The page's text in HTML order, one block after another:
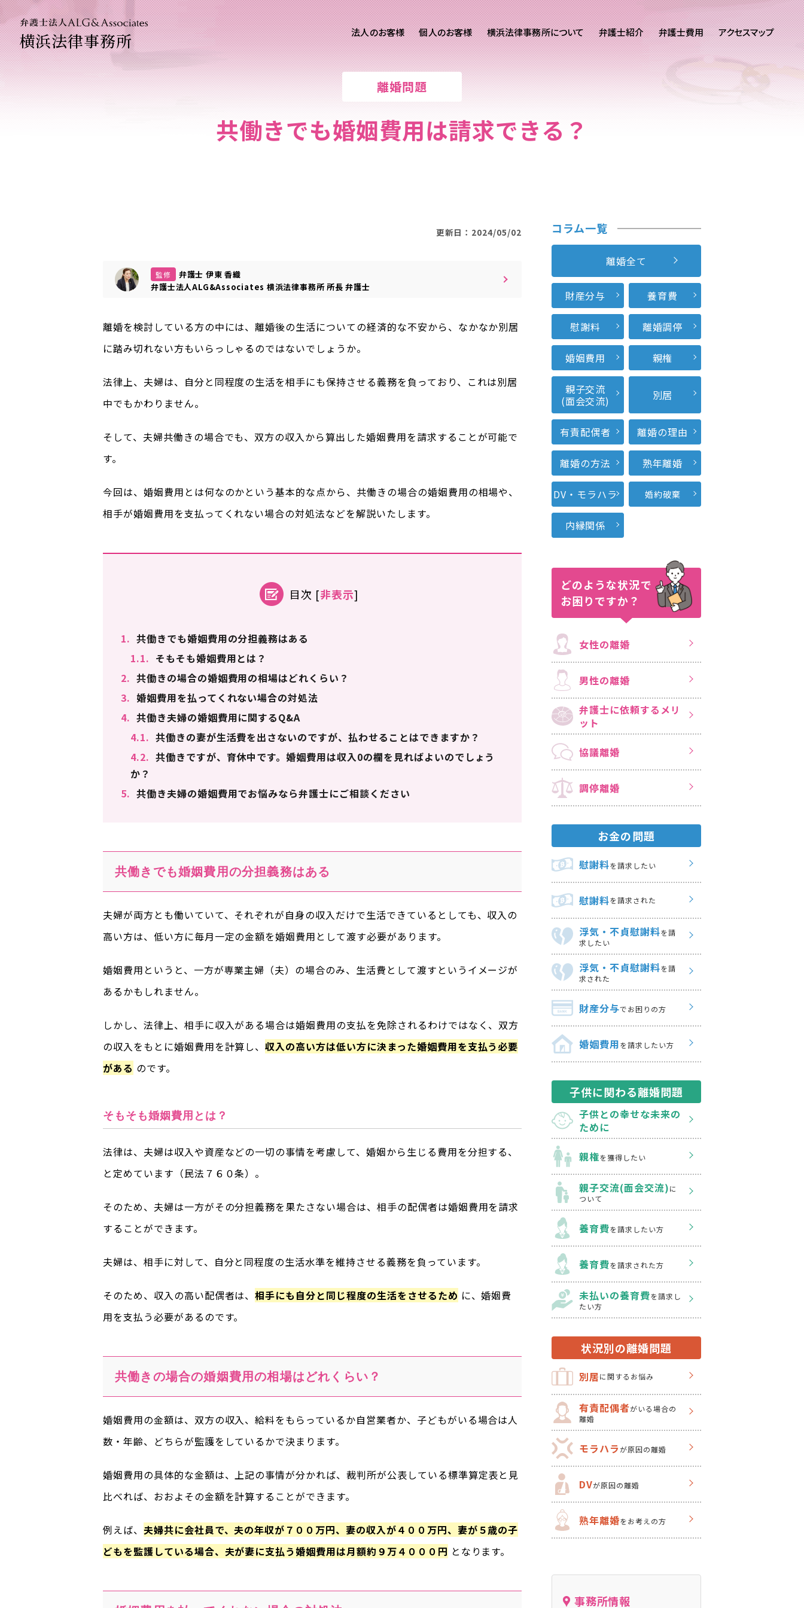
横浜法律事務所 法人のお客様 個人のお客様
個人のお客様ご相談
離婚問題 刑事事件
横浜法律事務所について 弁護士紹介 弁護士費用 アクセスマップ
離婚問題
共働きでも婚姻費用は請求できる？
更新日：2024/05/02
監修
弁護士 伊東 香織
弁護士法人ALG&Associates 横浜法律事務所所長 弁護士
離婚を検討している方の中には、離婚後の生活についての経済的な不安から、なかなか別居
に踏み切れない方もいらっしゃるのではないでしょうか。
法律上、夫婦は、自分と同程度の生活を相手にも保持させる義務を負っており、これは別居
中でもかわりません。
そして、夫婦共働きの場合でも、双方の収入から算出した婚姻費用を請求することが可能で
す。
今回は、婚姻費用とは何なのかという基本的な点から、共働きの場合の婚姻費用の相場や、
相手が婚姻費用を支払ってくれない場合の対処法などを解説いたします。
目次 [非表示]
1. 共働きでも婚姻費用の分担義務はある
1.1. そもそも婚姻費用とは？
2. 共働きの場合の婚姻費用の相場はどれくらい？
3. 婚姻費用を払ってくれない場合の対処法
4. 共働き夫婦の婚姻費用に関するQ&A
4.1. 共働きの妻が生活費を出さないのですが、払わせることはできますか？
4.2. 共働きですが、育休中です。婚姻費用は収入0の欄を見ればよいのでしょう
か？
5. 共働き夫婦の婚姻費用でお悩みなら弁護士にご相談ください
共働きでも婚姻費用の分担義務はある
夫婦が両方とも働いていて、それぞれが自身の収入だけで生活できているとしても、収入の
高い方は、低い方に毎月一定の金額を婚姻費用として渡す必要があります。
婚姻費用というと、一方が専業主婦（夫）の場合のみ、生活費として渡すというイメージが
あるかもしれません。
しかし、法律上、相手に収入がある場合は婚姻費用の支払を免除されるわけではなく、双方
の収入をもとに婚姻費用を計算し、収入の高い方は低い方に決まった婚姻費用を支払う必要
がある のです。
そもそも婚姻費用とは？
法律は、夫婦は収入や資産などの一切の事情を考慮して、婚姻から生じる費用を分担する、
と定めています（民法７６０条）。
そのため、夫婦は一方がその分担義務を果たさない場合は、相手の配偶者は婚姻費用を請求
することができます。
夫婦は、相手に対して、自分と同程度の生活水準を維持させる義務を負っています。
そのため、収入の高い配偶者は、相手にも自分と同じ程度の生活をさせるため に、婚姻費
用を支払う必要があるのです。
共働きの場合の婚姻費用の相場はどれくらい？
婚姻費用の金額は、双方の収入、給料をもらっているか自営業者か、子どもがいる場合は人
数・年齢、どちらが監護をしているかで決まります。
婚姻費用の具体的な金額は、上記の事情が分かれば、裁判所が公表している標準算定表と見
比べれば、おおよその金額を計算することができます。
例えば、 夫婦共に会社員で、夫の年収が７００万円、妻の収入が４００万円、妻が５歳の子
どもを監護している場合、夫が妻に支払う婚姻費用は月額約９万４０００円 となります。
コラム一覧
離婚全て
財産分与 養育費
慰謝料 離婚調停
婚姻費用 親権
親子交流
(面会交流)
別居
有責配偶者 離婚の理由
離婚の方法 熟年離婚
DV・モラハラ 婚約破棄
内縁関係
どのような状況で
お困りですか？
女性の離婚
男性の離婚
弁護士に依頼するメリ
ット
協議離婚
調停離婚
お金の問題
慰謝料を請求したい
慰謝料を請求された
浮気・不貞慰謝料を請
求したい
浮気・不貞慰謝料を請
求された
財産分与でお困りの方
婚姻費用を請求したい方
子供に関わる離婚問題
子供との幸せな未来の
ために
親権を獲得したい
親子交流(面会交流)に
ついて
養育費を請求したい方
養育費を請求された方
未払いの養育費を請求し
たい方
状況別の離婚問題
別居に関するお悩み
有責配偶者がいる場合の
離婚
モラハラが原因の離婚
DVが原因の離婚
熟年離婚をお考えの方
事務所情報